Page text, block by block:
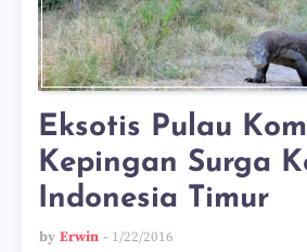
Eksotis Pulau
Kepingan Surga
Indonesia Timur
by Erwin 1/22/2016